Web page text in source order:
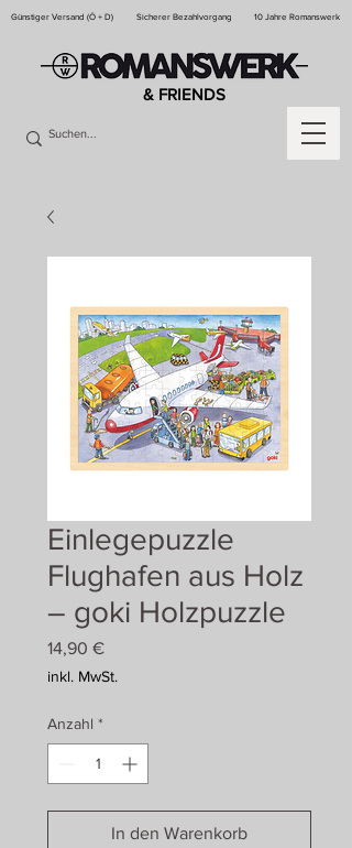
Günstiger Versand (Ö + D) Sicherer Bezahlvorgang 10 Jahre Romanswerk
& FRIENDS
Einlegepuzzle
Flughafen aus Holz
– goki Holzpuzzle
14,90 €Preis
inkl. MwSt.
Anzahl *
In den Warenkorb